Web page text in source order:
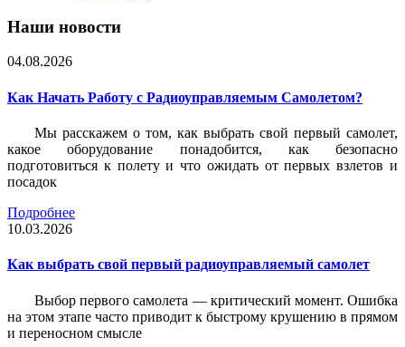
Наши новости
04.08.2026
Как Начать Работу с Радиоуправляемым Самолетом?
Мы расскажем о том, как выбрать свой первый самолет,
какое оборудование понадобится, как безопасно
подготовиться к полету и что ожидать от первых взлетов и
посадок
Подробнее
10.03.2026
Как выбрать свой первый радиоуправляемый самолет
Выбор первого самолета — критический момент. Ошибка
на этом этапе часто приводит к быстрому крушению в прямом
и переносном смысле